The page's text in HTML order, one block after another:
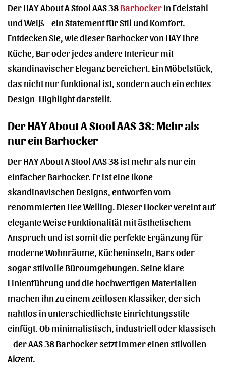
Der HAY About A Stool AAS 38Barhockerin Edelstahl
und Weiß – ein Statement für Stil und Komfort.
Entdecken Sie, wie dieser Barhocker von HAY Ihre
Küche, Bar oder jedes andere Interieur mit
skandinavischer Eleganz bereichert. Ein Möbelstück,
das nicht nur funktional ist, sondern auch ein echtes
Design-Highlight darstellt.
Der HAY About A Stool AAS 38: Mehr als
nur ein Barhocker
Der HAY About A Stool AAS 38 ist mehr als nur ein
einfacher Barhocker. Er ist eine Ikone
skandinavischen Designs, entworfen vom
renommierten Hee Welling. Dieser Hocker vereint auf
elegante Weise Funktionalität mit ästhetischem
Anspruch und ist somit die perfekte Ergänzung für
moderne Wohnräume, Kücheninseln, Bars oder
sogar stilvolle Büroumgebungen. Seine klare
Linienführung und die hochwertigen Materialien
machen ihn zu einem zeitlosen Klassiker, der sich
nahtlos in unterschiedlichste Einrichtungsstile
einfügt. Ob minimalistisch, industriell oder klassisch
– der AAS 38 Barhocker setzt immer einen stilvollen
Akzent.